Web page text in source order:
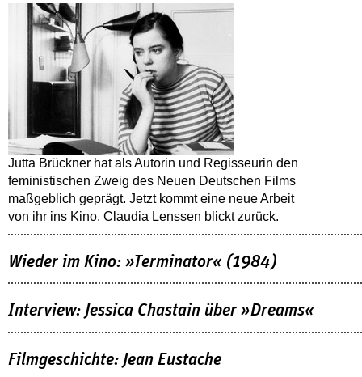
Jutta Brückner hat als Autorin und Regisseurin den
feministischen Zweig des Neuen Deutschen Films
maßgeblich geprägt. Jetzt kommt eine neue Arbeit
von ihr ins Kino. Claudia Lenssen blickt zurück.
Wieder im Kino: »Terminator« (1984)
Interview: Jessica Chastain über »Dreams«
Filmgeschichte: Jean Eustache